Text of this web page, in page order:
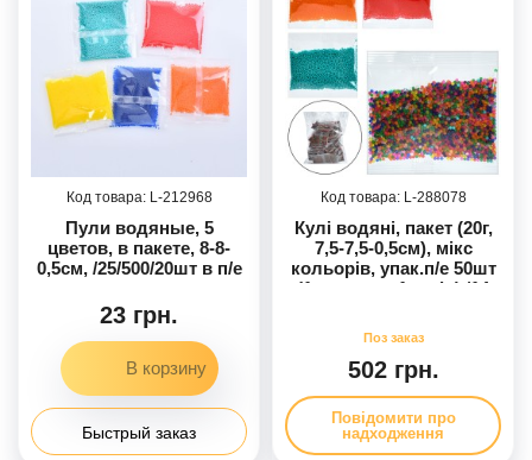
212968
Пули водяные, 5
цветов, в пакете, 8-8-
0,5см, /25/500/20шт в п/е
23 грн.
Быстрый заказ
288078
Кулі водяні, пакет (20г,
7,5-7,5-0,5см), мікс
кольорів, упак.п/е 50шт
(1упаковка-1колір) /14
502 грн.
Повідомити про
надходження